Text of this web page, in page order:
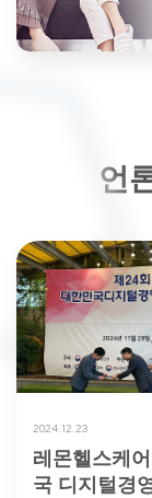
언
2024.12.23
레몬헬스케
국 디지털경